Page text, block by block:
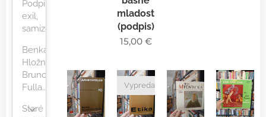
Podpis,
exil,
samizdat
Benka,
Hložník,
Brunovský,
Fulla...
Staré
mladosti
(podpis)
15,00€
Vypredané